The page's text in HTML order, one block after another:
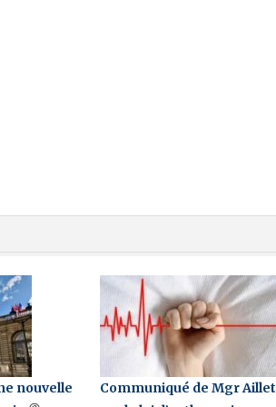
nouvelle
Communiqué de Mgr Aillet